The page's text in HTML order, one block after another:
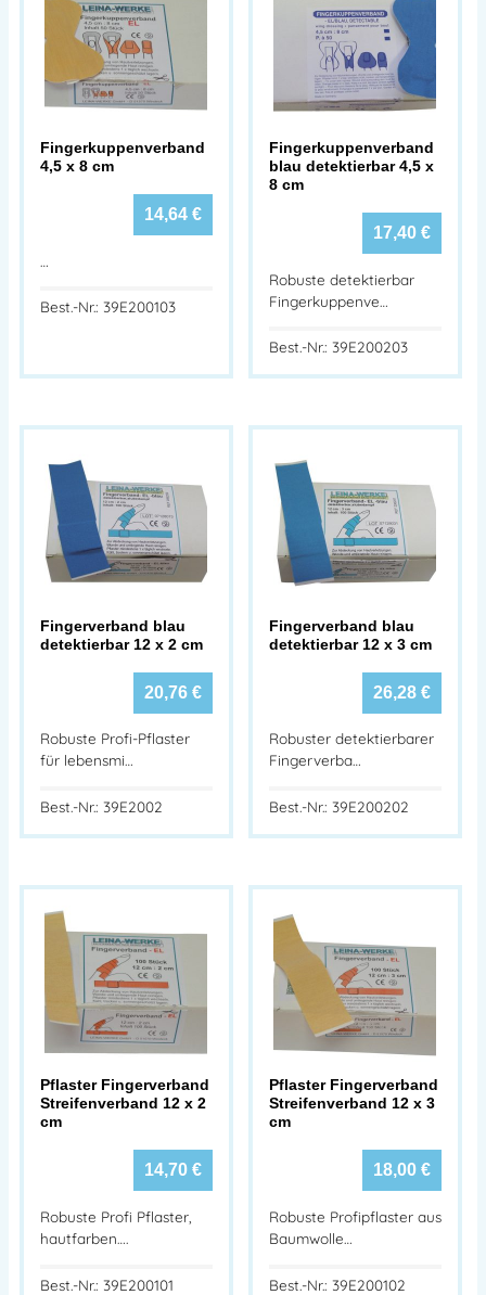
Fingerkuppenverband
4,5 x 8 cm
14,64 €
…
Best.-Nr.: 39E200103
Fingerkuppenverband
blau detektierbar 4,5 x
8 cm
17,40 €
Robuste detektierbar
Fingerkuppenve…
Best.-Nr.: 39E200203
Fingerverband blau
detektierbar 12 x 2 cm
20,76 €
Robuste Profi-Pflaster
für lebensmi…
Best.-Nr.: 39E2002
Fingerverband blau
detektierbar 12 x 3 cm
26,28 €
Robuster detektierbarer
Fingerverba…
Best.-Nr.: 39E200202
Pflaster Fingerverband
Streifenverband 12 x 2
cm
14,70 €
Robuste Profi Pflaster,
hautfarben….
Best.-Nr.: 39E200101
Pflaster Fingerverband
Streifenverband 12 x 3
cm
18,00 €
Robuste Profipflaster aus
Baumwolle…
Best.-Nr.: 39E200102